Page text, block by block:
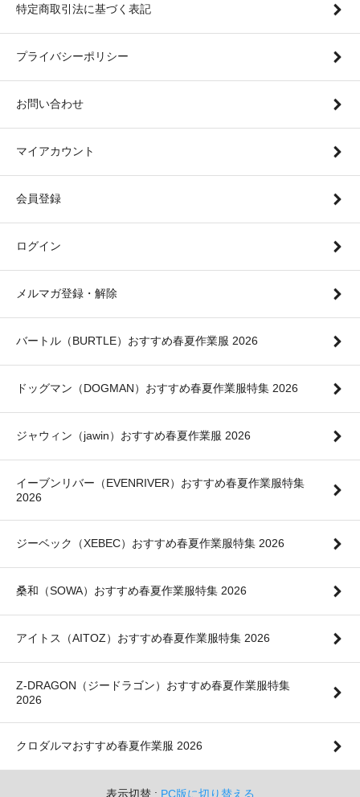
特定商取引法に基づく表記
プライバシーポリシー
お問い合わせ
マイアカウント
会員登録
ログイン
メルマガ登録・解除
バートル（BURTLE）おすすめ春夏作業服 2026
ドッグマン（DOGMAN）おすすめ春夏作業服特集 2026
ジャウィン（jawin）おすすめ春夏作業服 2026
イーブンリバー（EVENRIVER）おすすめ春夏作業服特集
2026
ジーベック（XEBEC）おすすめ春夏作業服特集 2026
桑和（SOWA）おすすめ春夏作業服特集 2026
アイトス（AITOZ）おすすめ春夏作業服特集 2026
Z-DRAGON（ジードラゴン）おすすめ春夏作業服特集
2026
クロダルマおすすめ春夏作業服 2026
表示切替 : PC版に切り替える